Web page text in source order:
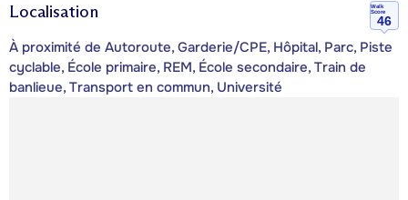
Localisation
Walk
Score
46
À proximité de Autoroute, Garderie/CPE, Hôpital, Parc, Piste
cyclable, École primaire, REM, École secondaire, Train de
banlieue, Transport en commun, Université